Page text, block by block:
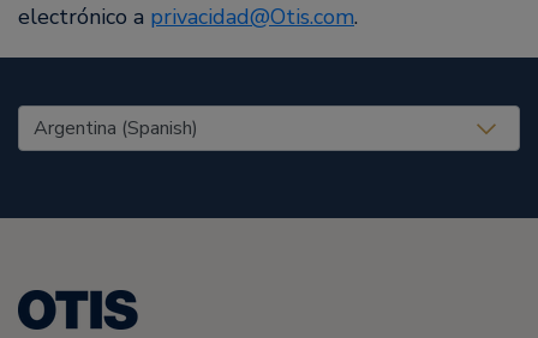
electrónico a privacidad@Otis.com.
United States (EN)